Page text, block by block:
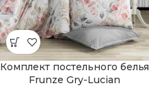
Комплект постельного белья
Frunze Gry-Lucian